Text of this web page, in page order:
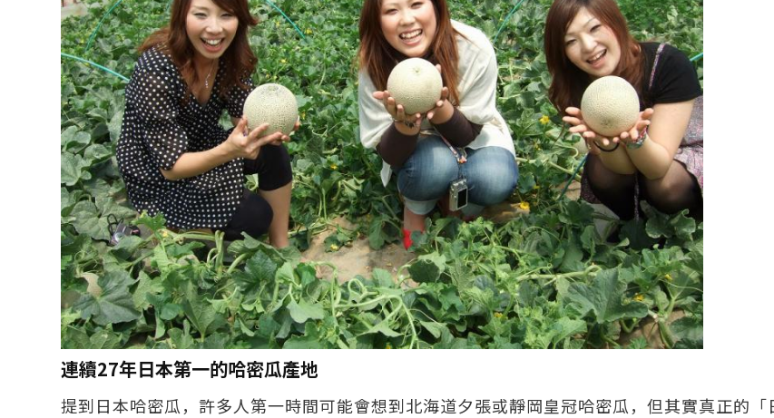
連續27年日本第一的哈密瓜產地
提到日本哈密瓜，許多人第一時間可能會想到北海道夕張或靜岡皇冠哈密瓜，但其實真正的「